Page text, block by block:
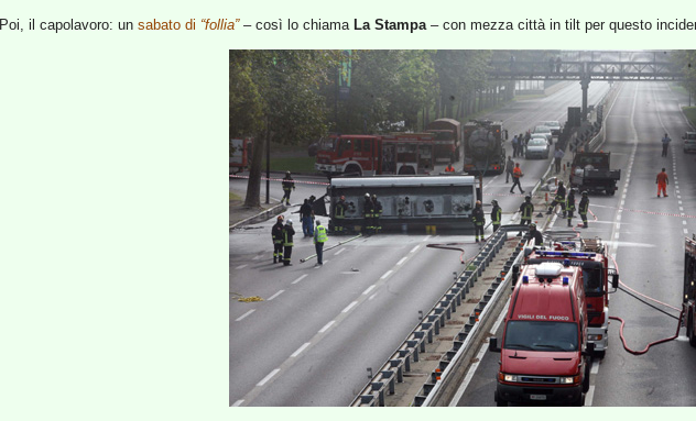
Poi, il capolavoro: un sabato di “follia”– così lo chiama La Stampa– con mezza città in tilt per questo